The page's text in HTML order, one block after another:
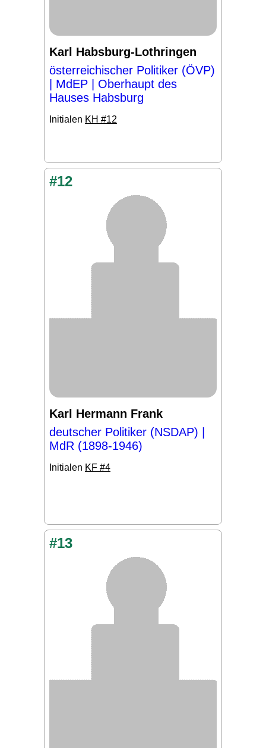
Karl Habsburg-Lothringen
österreichischer Politiker (ÖVP)
| MdEP | Oberhaupt des
Hauses Habsburg
Initialen KH #12
#12
Karl Hermann Frank
deutscher Politiker (NSDAP) |
MdR (1898-1946)
Initialen KF #4
#13